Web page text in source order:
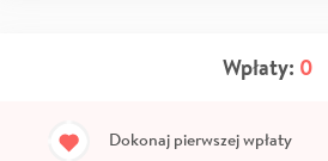
Wpłaty: 0
Dokonaj pierwszej wpłaty